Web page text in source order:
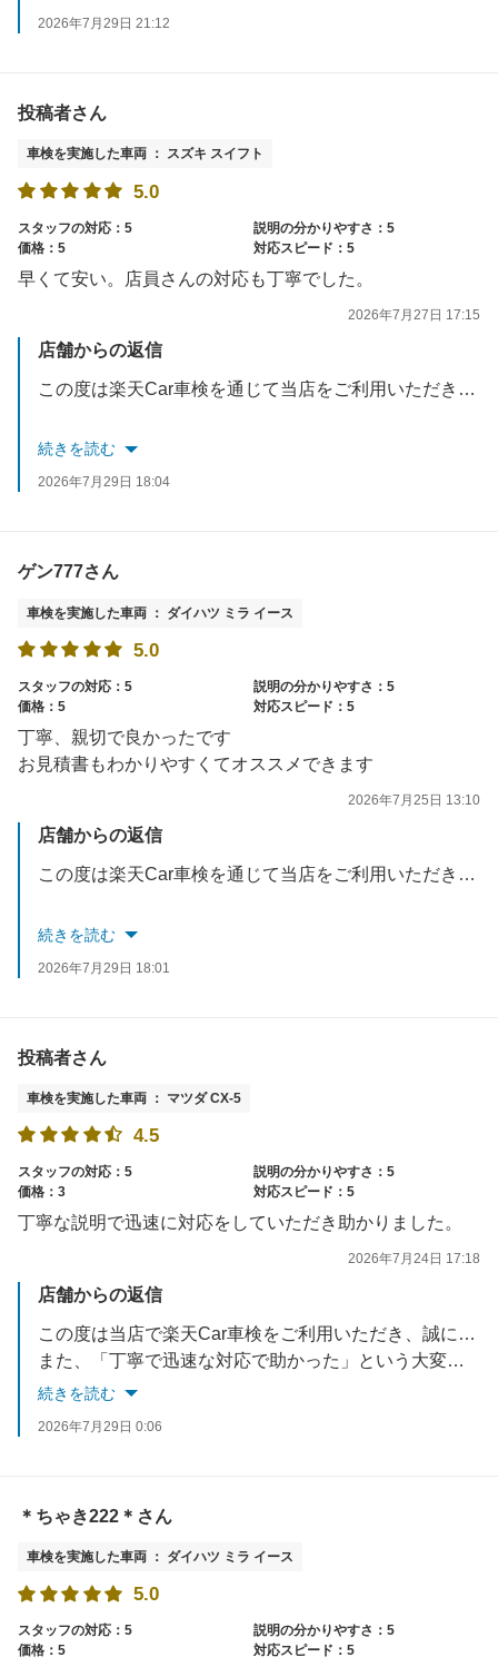
2026年7月29日 21:12
投稿者さん
車検を実施した車両 ： スズキ スイフト
5.0
スタッフの対応：5
説明の分かりやすさ：5
価格：5
対応スピード：5
早くて安い。店員さんの対応も丁寧でした。
2026年7月27日 17:15
店舗からの返信
この度は楽天Car車検を通じて当店をご利用いただき、また嬉しい口コミをご投稿いただき誠にありがとうございます。
「早くて安い」「店員さんの対応も丁寧」とのお褒めの言葉をいただき、スタッフ一同大変励みになります。スピーディーでリーズナブルな価格はもちろん、お客様に安心して愛車をお任せいただける丁寧な対応を心がけておりますので、このようにご満足いただけて何よりです。
続きを読む
2026年7月29日 18:04
ゲン777さん
車検を実施した車両 ： ダイハツ ミラ イース
5.0
スタッフの対応：5
説明の分かりやすさ：5
価格：5
対応スピード：5
丁寧、親切で良かったです
お見積書もわかりやすくてオススメできます
2026年7月25日 13:10
店舗からの返信
この度は楽天Car車検を通じて当店をご利用いただき、また温かい口コミをご投稿いただき誠にありがとうございます。
「丁寧・親切で良かった」「お見積りも分かりやすかった」との最高のお褒めの言葉を頂戴し、スタッフ一同大変嬉しく、励みになります。お客様に安心して愛車をお任せいただけるよう、分かりやすいご説明と誠実な対応を常に心がけておりますので、そう感じていただけて何よりです。
「オススメ」とのお言葉に甘んじることなく、今後もより一層ご満足いただけるサービスの提供に努めてまいります。
続きを読む
2026年7月29日 18:01
投稿者さん
車検を実施した車両 ： マツダ CX-5
4.5
スタッフの対応：5
説明の分かりやすさ：5
価格：3
対応スピード：5
丁寧な説明で迅速に対応をしていただき助かりました。
2026年7月24日 17:18
店舗からの返信
この度は当店で楽天Car車検をご利用いただき、誠にありがとうございます！
また、「丁寧で迅速な対応で助かった」という大変ありがたいお言葉をいただき、スタッフ一同とても嬉しく拝見いたしました。
続きを読む
2026年7月29日 0:06
＊ちゃき222＊さん
車検を実施した車両 ： ダイハツ ミラ イース
5.0
スタッフの対応：5
説明の分かりやすさ：5
価格：5
対応スピード：5